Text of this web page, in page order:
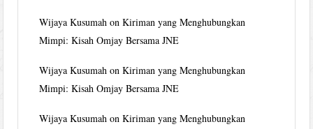
Wijaya Kusumah onKiriman yang Menghubungkan
Mimpi: Kisah Omjay Bersama JNE
Wijaya Kusumah onKiriman yang Menghubungkan
Mimpi: Kisah Omjay Bersama JNE
Wijaya Kusumah onKiriman yang Menghubungkan